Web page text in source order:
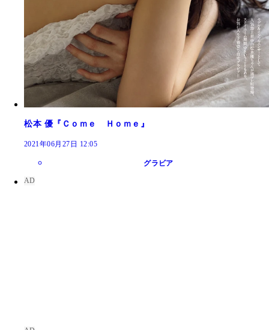
松本 優『Ｃｏｍｅ Ｈｏｍｅ』
2021年06月27日 12:05
グラビア